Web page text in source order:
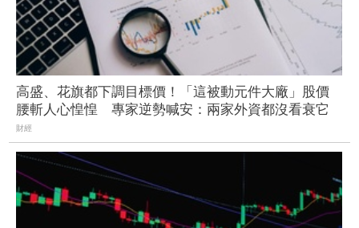
高盛、花旗都下調目標價！「這被動元件大廠」股價
腰斬人心惶惶 專家逆勢喊安：兩家外資都沒看衰它
財經